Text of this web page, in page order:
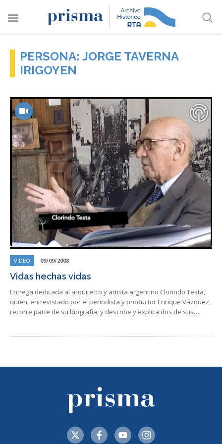
PERSONA: JORGE TAVERNA
IRIGOYEN
VIDEO 09/09/2008
Vidas hechas vidas
Entrega dedicada al arquitecto y artista argentino Clorindo Testa,
quien, entrevistado por el periodista y productor Enrique Vázquez,
recorre parte de su biografía, y describe y explica dos de sus…